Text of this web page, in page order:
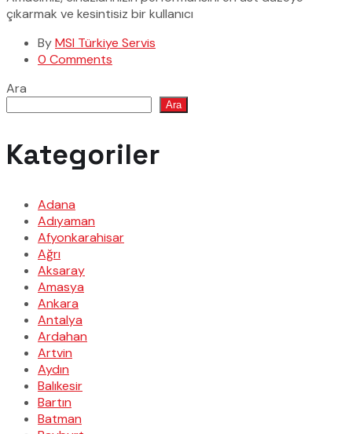
çıkarmak ve kesintisiz bir kullanıcı
ByMSI Türkiye Servis
0 Comments
Ara
Ara
Kategoriler
Adana
Adıyaman
Afyonkarahisar
Ağrı
Aksaray
Amasya
Ankara
Antalya
Ardahan
Artvin
Aydın
Balıkesir
Bartın
Batman